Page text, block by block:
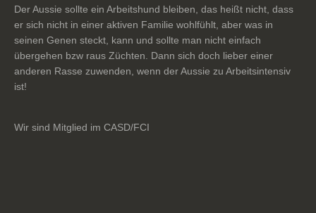
Der Aussie sollte ein Arbeitshund bleiben, das heißt nicht, dass
er sich nicht in einer aktiven Familie wohlfühlt, aber was in
seinen Genen steckt, kann und sollte man nicht einfach
übergehen bzw raus Züchten. Dann sich doch lieber einer
anderen Rasse zuwenden, wenn der Aussie zu Arbeitsintensiv
ist!
Wir sind Mitglied im CASD/FCI